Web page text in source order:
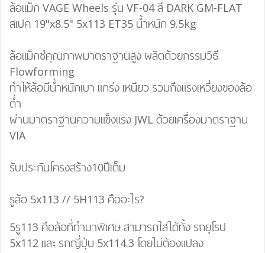
ล้อแม็ก VAGE Wheels รุ่น VF-04 สี DARK GM-FLAT
สเปค 19"x8.5" 5x113 ET35 น้ำหนัก 9.5kg
ล้อแม็กซ์คุณภาพมาตราฐานสูง ผลิตด้วยกรรมวิธี
Flowforming
ทำให้ล้อมีน้ำหนักเบา แกร่ง เหนียว รวมถึงแรงเหวี่ยงของล้อ
ต่ำ
ผ่านมาตราฐานความแข็งแรง JWL ด้วยเครื่องมาตราฐาน
VIA
รับประกันโครงสร้าง10ปีเต็ม
รูล้อ 5x113 // 5H113 คืออะไร?
5รู113 คือล้อที่ทำมาพิเศษ สามารถใส่ได้ทั้ง รถยุโรป
5x112 และ รถญี่ปุ่น 5x114.3 โดยไม่ต้องแปลง